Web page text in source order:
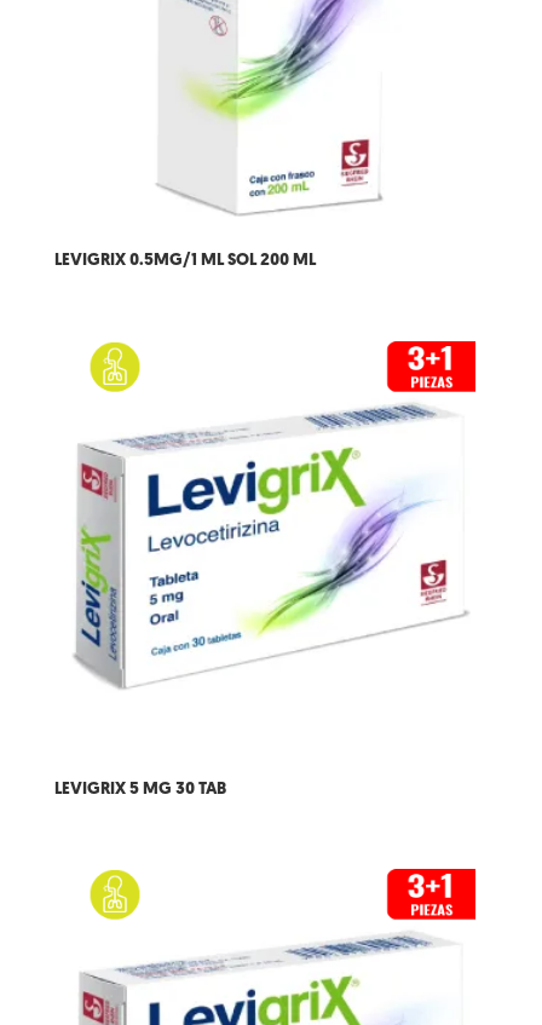
LEVIGRIX 0.5MG/1 ML SOL 200 ML
LEVIGRIX 5 MG 30 TAB